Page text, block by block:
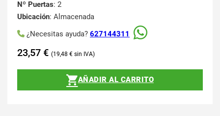
Nº Puertas: 2
Ubicación: Almacenada
¿Necesitas ayuda? 627144311
23,57 € 19,48 €
AÑADIR AL CARRITO